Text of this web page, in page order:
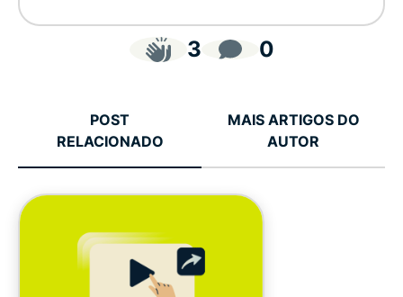
3 0
POST
RELACIONADO
MAIS ARTIGOS DO
AUTOR